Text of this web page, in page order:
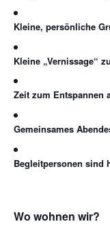
Kleine, persönliche
Kleine „Vernissage“
Zeit zum Entspannen
Gemeinsames
Begleitpersonen sind
Wo wohnen wir?